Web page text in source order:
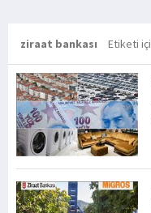
ziraat bankası Etiketi